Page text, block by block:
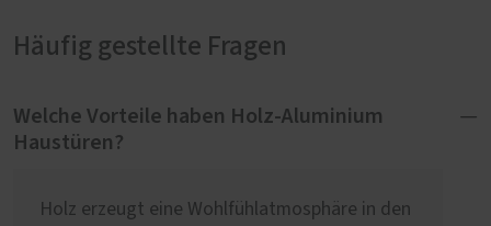
Häufig gestellte Fragen
Welche Vorteile haben Holz-Aluminium
Haustüren?
Holz erzeugt eine Wohlfühlatmosphäre in den